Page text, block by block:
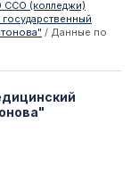
ССО (колледжи)
/ Данные по